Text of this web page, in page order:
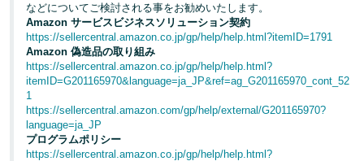
などについてご検討される事をお勧めいたします。
Amazon サービスビジネスソリューション契約
https://sellercentral.amazon.co.jp/gp/help/help.html?itemID=1791
Amazon 偽造品の取り組み
https://sellercentral.amazon.co.jp/gp/help/help.html?
itemID=G201165970&language=ja_JP&ref=ag_G201165970_cont_52
1
https://sellercentral.amazon.com/gp/help/external/G201165970?
language=ja_JP
プログラムポリシー
https://sellercentral.amazon.co.jp/gp/help/help.html?